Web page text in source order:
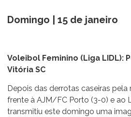
Domingo | 15 de janeiro
Voleibol Feminino (Liga LIDL):
Vitória SC
Depois das derrotas caseiras
frente à AJM/FC Porto (3-0) e ao
transmitiu este domingo uma